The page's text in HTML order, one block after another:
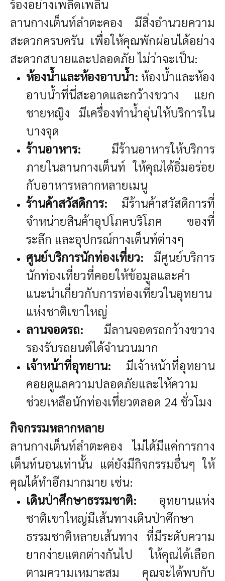
ร้องอย่างเพลิดเพลิน
ลานกางเต็นท์ลำตะคอง มีสิ่งอำนวยความ
สะดวกครบครัน เพื่อให้คุณพักผ่อนได้อย่าง
สะดวกสบายและปลอดภัย ไม่ว่าจะเป็น:
ห้องน้ำและห้องอาบน้ำ: ห้องน้ำและห้อง
อาบน้ำที่นี่สะอาดและกว้างขวาง แยก
ชายหญิง มีเครื่องทำน้ำอุ่นให้บริการใน
บางจุด
ร้านอาหาร: มีร้านอาหารให้บริการ
ภายในลานกางเต็นท์ ให้คุณได้อิ่มอร่อย
กับอาหารหลากหลายเมนู
ร้านค้าสวัสดิการ: มีร้านค้าสวัสดิการที่
จำหน่ายสินค้าอุปโภคบริโภค ของที่
ระลึก และอุปกรณ์กางเต็นท์ต่างๆ
ศูนย์บริการนักท่องเที่ยว: มีศูนย์บริการ
นักท่องเที่ยวที่คอยให้ข้อมูลและคำ
แนะนำเกี่ยวกับการท่องเที่ยวในอุทยาน
แห่งชาติเขาใหญ่
ลานจอดรถ: มีลานจอดรถกว้างขวาง
รองรับรถยนต์ได้จำนวนมาก
เจ้าหน้าที่อุทยาน: มีเจ้าหน้าที่อุทยาน
คอยดูแลความปลอดภัยและให้ความ
ช่วยเหลือนักท่องเที่ยวตลอด 24 ชั่วโมง
กิจกรรมหลากหลาย
ลานกางเต็นท์ลำตะคอง ไม่ได้มีแค่การกาง
เต็นท์นอนเท่านั้น แต่ยังมีกิจกรรมอื่นๆ ให้
คุณได้ทำอีกมากมาย เช่น:
เดินป่าศึกษาธรรมชาติ: อุทยานแห่ง
ชาติเขาใหญ่มีเส้นทางเดินป่าศึกษา
ธรรมชาติหลายเส้นทาง ที่มีระดับความ
ยากง่ายแตกต่างกันไป ให้คุณได้เลือก
ตามความเหมาะสม คุณจะได้พบกับ